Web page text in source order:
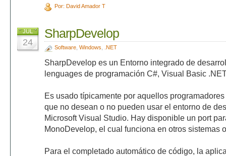
Por: David Amador T
JUL
24
SharpDevelop
Software, Windows .NET
SharpDevelop es un Entorno integrado de
lenguages de programación C#, Visual Basic
Es usado típicamente por aquellos
que no desean o no pueden usar el entorno de
Microsoft Visual Studio. Hay disponible un port
MonoDevelop, el cual funciona en otros sistemas
Para el completado automático de código, la